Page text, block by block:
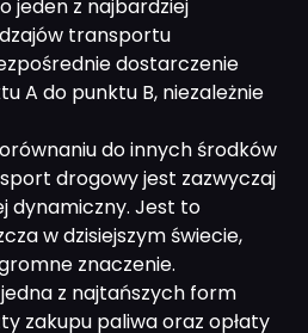
jeden z najbardziej
transportu
dostarczenie
A do punktu B, niezależnie
do innych środków
drogowy jest zazwyczaj
dynamiczny. Jest to
w dzisiejszym świecie,
znaczenie.
z najtańszych form
zakupu paliwa oraz opłaty